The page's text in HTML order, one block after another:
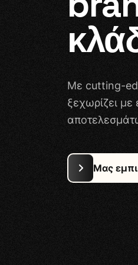
Περιλαμβάνει
Έως 25
Custom
Στήσιμο
Blog,
Με cutting-
ξεχωρίζει